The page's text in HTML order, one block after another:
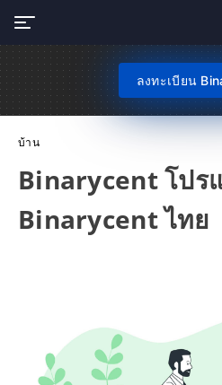
ลงทะเบียน
บ้าน
Binarycent โปร
Binarycent ไทย